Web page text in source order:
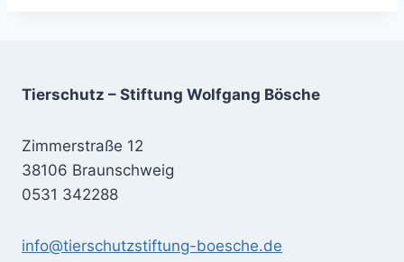
Tierschutz – Stiftung Wolfgang Bösche
Zimmerstraße 12
38106 Braunschweig
0531 342288
info@tierschutzstiftung-boesche.de